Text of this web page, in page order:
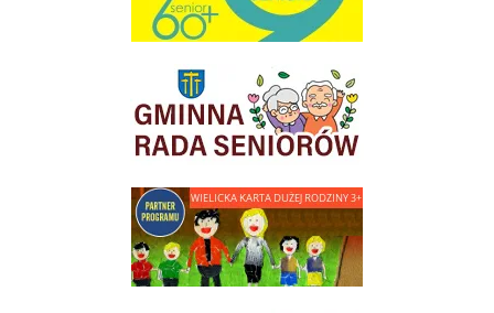
link do strony Gminnej Rady Seniorow - Wieliczka
link do strony - Wielicka Karta Dużej Rodziny